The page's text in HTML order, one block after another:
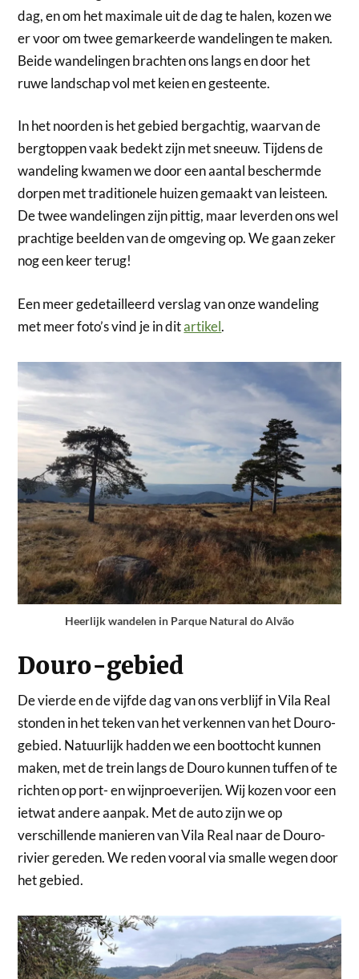
dag, en om het maximale uit de dag te halen, kozen we
er voor om twee gemarkeerde wandelingen te maken.
Beide wandelingen brachten ons langs en door het
ruwe landschap vol met keien en gesteente.
In het noorden is het gebied bergachtig, waarvan de
bergtoppen vaak bedekt zijn met sneeuw. Tijdens de
wandeling kwamen we door een aantal beschermde
dorpen met traditionele huizen gemaakt van leisteen.
De twee wandelingen zijn pittig, maar leverden ons wel
prachtige beelden van de omgeving op. We gaan zeker
nog een keer terug!
Een meer gedetailleerd verslag van onze wandeling
met meer foto’s vind je in ditartikel.
Heerlijk wandelen in Parque Natural do Alvão
Douro-gebied
De vierde en de vijfde dag van ons verblijf in Vila Real
stonden in het teken van het verkennen van het Douro-
gebied. Natuurlijk hadden we een boottocht kunnen
maken, met de trein langs de Douro kunnen tuffen of te
richten op port- en wijnproeverijen. Wij kozen voor een
ietwat andere aanpak. Met de auto zijn we op
verschillende manieren van Vila Real naar de Douro-
rivier gereden. We reden vooral via smalle wegen door
het gebied.